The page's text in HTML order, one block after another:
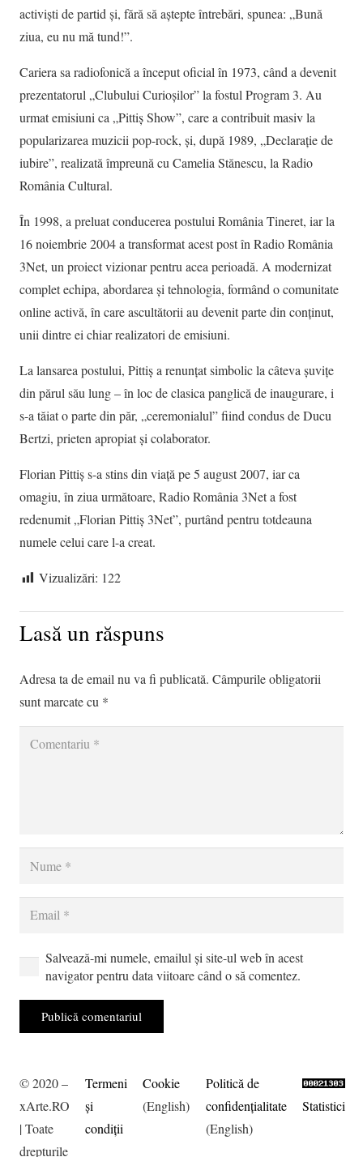
activiști de partid și, fără să aștepte întrebări, spunea: „Bună
ziua, eu nu mă tund!”.
Cariera sa radiofonică a început oficial în 1973, când a devenit
prezentatorul „Clubului Curioşilor” la fostul Program 3. Au
urmat emisiuni ca „Pittiş Show”, care a contribuit masiv la
popularizarea muzicii pop-rock, și, după 1989, „Declaraţie de
iubire”, realizată împreună cu Camelia Stănescu, la Radio
România Cultural.
În 1998, a preluat conducerea postului România Tineret, iar la
16 noiembrie 2004 a transformat acest post în Radio România
3Net, un proiect vizionar pentru acea perioadă. A modernizat
complet echipa, abordarea și tehnologia, formând o comunitate
online activă, în care ascultătorii au devenit parte din conținut,
unii dintre ei chiar realizatori de emisiuni.
La lansarea postului, Pittiş a renunțat simbolic la câteva şuviţe
din părul său lung – în loc de clasica panglică de inaugurare, i
s-a tăiat o parte din păr, „ceremonialul” fiind condus de Ducu
Bertzi, prieten apropiat și colaborator.
Florian Pittiş s-a stins din viață pe 5 august 2007, iar ca
omagiu, în ziua următoare, Radio România 3Net a fost
redenumit „Florian Pittiş 3Net”, purtând pentru totdeauna
numele celui care l-a creat.
Vizualizări: 122
Lasă un răspuns
Adresa ta de email nu va fi publicată. Câmpurile obligatorii
sunt marcate cu *
Salvează-mi numele, emailul și site-ul web în acest
navigator pentru data viitoare când o să comentez.
Publică comentariul
© 2020 –
xArte.RO
| Toate
drepturile
Termeni
şi
condiţii
Cookie
(English)
Politică de
confidențialitate
(English)
Statistici